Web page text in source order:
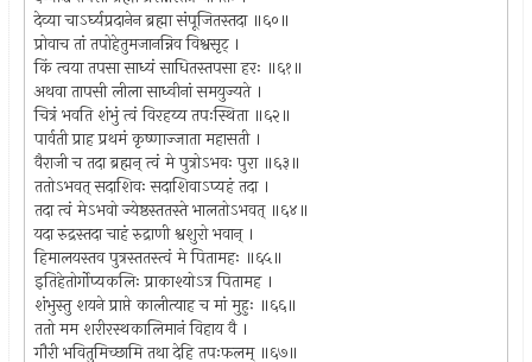
देव्या चाऽर्घ्यप्रदानेन ब्रह्मा संपूजितस्तदा ॥६०॥
प्रोवाच तां तपोहेतुमजानन्निव विश्वसृट् ।
किं त्वया तपसा साध्यं साधितस्तपसा हरः ॥६१॥
अथवा तापसी लीला साध्वीनां समयुज्यते ।
चित्रं भवति शंभुं त्वं विरहय्य तपःस्थिता ॥६२॥
पार्वती प्राह प्रथमं कृष्णाज्जाता महासती ।
वैराजी च तदा ब्रह्मन् त्वं मे पुत्रोऽभवः पुरा ॥६३॥
ततोऽभवत् सदाशिवः सदाशिवाऽप्यहं तदा ।
तदा त्वं मेऽभवो ज्येष्ठस्ततस्ते भालतोऽभवत् ॥६४॥
यदा रुद्रस्तदा चाहं रुद्राणी श्वशुरो भवान् ।
हिमालयस्तव पुत्रस्ततस्त्वं मे पितामहः ॥६५॥
इतिहेतोर्गोप्यकलिः प्राकाश्योऽत्र पितामह ।
शंभुस्तु शयने प्राप्ते कालीत्याह च मां मुहुः ॥६६॥
ततो मम शरीरस्थकालिमानं विहाय वै ।
गौरी भवितुमिच्छामि तथा देहि तपःफलम् ॥६७॥